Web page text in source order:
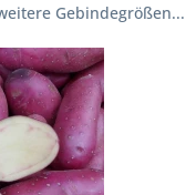
Gebindegrößen...